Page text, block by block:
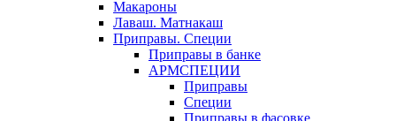
Макароны
Лаваш. Матнакаш
Приправы. Специи
Приправы в банке
АРМСПЕЦИИ
Приправы
Специи
Приправы в фасовке